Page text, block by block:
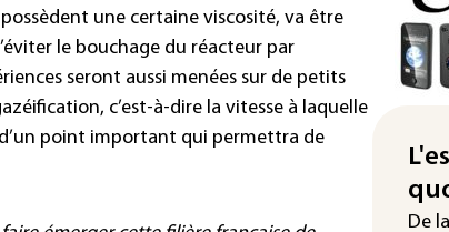
une certaine viscosité, va être
le bouchage du réacteur par
seront aussi menées sur de petits
c’est-à-dire la vitesse à laquelle
d’un point important qui permettra de
Le
De